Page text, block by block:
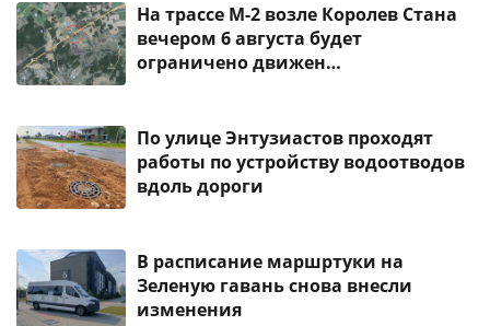
На трассе М-2 возле Королев Стана
вечером 6 августа будет
ограничено движен…
По улице Энтузиастов проходят
работы по устройству водоотводов
вдоль дороги
В расписание маршртуки на
Зеленую гавань снова внесли
изменения